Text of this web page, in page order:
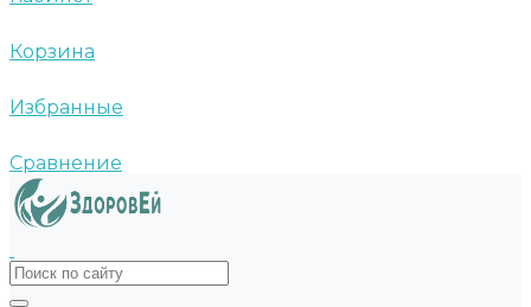
Корзина
Избранные
Сравнение